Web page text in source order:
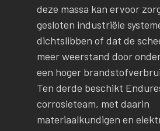
deze massa kan ervoor
gesloten industriële
dichtslibben of dat de
meer weerstand door
een hoger
Ten derde beschikt
corrosieteam, met daarin
materiaalkundigen en